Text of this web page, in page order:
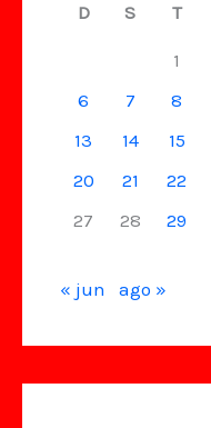
D S T
1
6
7 8
13
14 15
20
21 22
27
28 29
« jun ago »